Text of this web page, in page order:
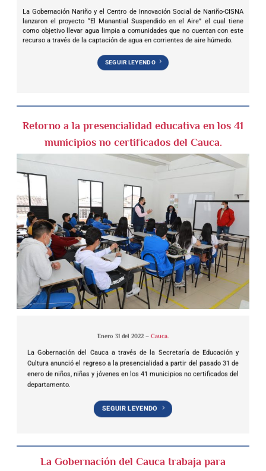
La Gobernación Nariño y el Centro de Innovación Social de Nariño-CISNA
lanzaron el proyecto “El Manantial Suspendido en el Aire” el cual tiene
como objetivo llevar agua limpia a comunidades que no cuentan con este
recurso a través de la captación de agua en corrientes de aire húmedo.
SEGUIR LEYENDO
Retorno a la presencialidad educativa en los 41
municipios no certificados del Cauca.
Enero 31 del 2022 –Cauca.
La Gobernación del Cauca a través de la Secretaría de Educación y
Cultura anunció el regreso a la presencialidad a partir del pasado 31 de
enero de niños, niñas y jóvenes en los 41 municipios no certificados del
departamento.
SEGUIR LEYENDO
La Gobernación del Cauca trabaja para